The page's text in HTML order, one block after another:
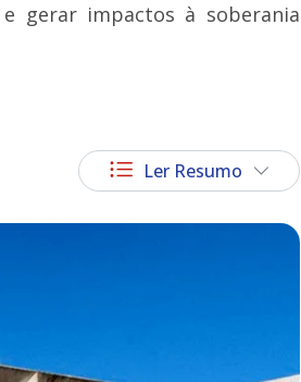
gerar impactos à soberania
Ler Resumo